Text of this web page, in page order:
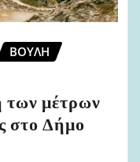
ΒΟΥΛΉ
μέτρων
στο Δήμο